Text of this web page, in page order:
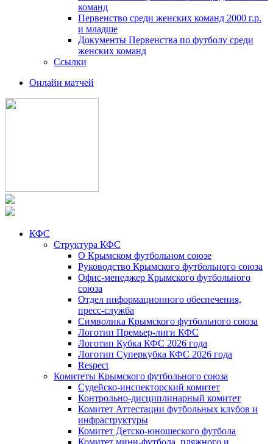
команд
Первенство среди женских команд 2000 г.р.
и младше
Документы Первенства по футболу среди
женских команд
Ссылки
Онлайн матчей
КФС
Структура КФС
О Крымском футбольном союзе
Руководство Крымского футбольного союза
Офис-менеджер Крымского футбольного
союза
Отдел информационного обеспечения,
пресс-служба
Символика Крымского футбольного союза
Логотип Премьер-лиги КФС
Логотип Кубка КФС 2026 года
Логотип Суперкубка КФС 2026 года
Respect
Комитеты Крымского футбольного союза
Судейско-инспекторский комитет
Контрольно-дисциплинарный комитет
Комитет Аттестации футбольных клубов и
инфраструктуры
Комитет Детско-юношеского футбола
Комитет мини-футбола, пляжного и